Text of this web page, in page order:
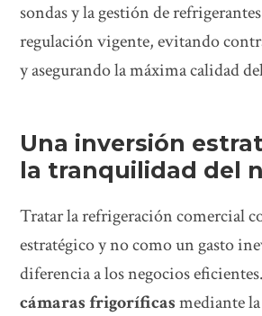
sondas y la gestión de
regulación vigente, evitando
y asegurando la máxima calidad
Una inversión
la tranquilidad del
Tratar la refrigeración comercial
estratégico y no como un gasto
diferencia a los negocios
cámaras frigoríficasmediante